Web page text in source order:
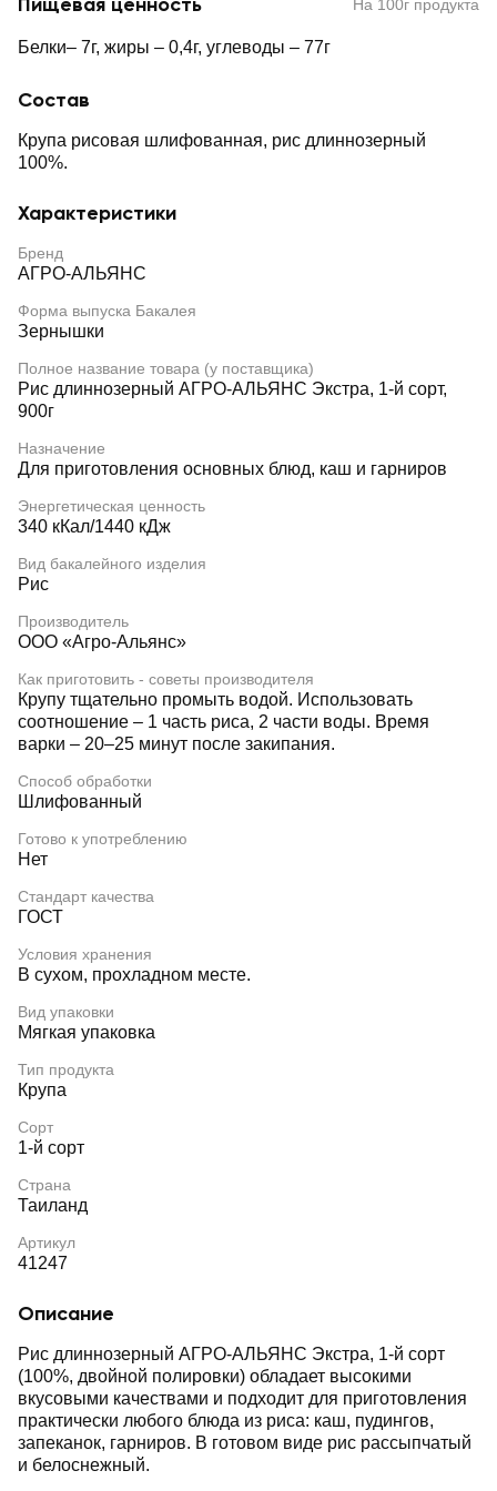
На 100г продукта
Белки– 7г, жиры – 0,4г, углеводы – 77г
Состав
Крупа рисовая шлифованная, рис длиннозерный
100%.
Характеристики
Бренд
АГРО-АЛЬЯНС
Форма выпуска Бакалея
Зернышки
Полное название товара (у поставщика)
Рис длиннозерный АГРО-АЛЬЯНС Экстра, 1-й сорт,
900г
Назначение
Для приготовления основных блюд, каш и гарниров
Энергетическая ценность
340 кКал/1440 кДж
Вид бакалейного изделия
Рис
Производитель
ООО «Агро-Альянс»
Как приготовить - советы производителя
Крупу тщательно промыть водой. Использовать
соотношение – 1 часть риса, 2 части воды. Время
варки – 20–25 минут после закипания.
Способ обработки
Шлифованный
Готово к употреблению
Нет
Стандарт качества
ГОСТ
Условия хранения
В сухом, прохладном месте.
Вид упаковки
Мягкая упаковка
Тип продукта
Крупа
Сорт
1-й сорт
Страна
Таиланд
Артикул
41247
Описание
Рис длиннозерный АГРО-АЛЬЯНС Экстра, 1-й сорт
(100%, двойной полировки) обладает высокими
вкусовыми качествами и подходит для приготовления
практически любого блюда из риса: каш, пудингов,
запеканок, гарниров. В готовом виде рис рассыпчатый
и белоснежный.